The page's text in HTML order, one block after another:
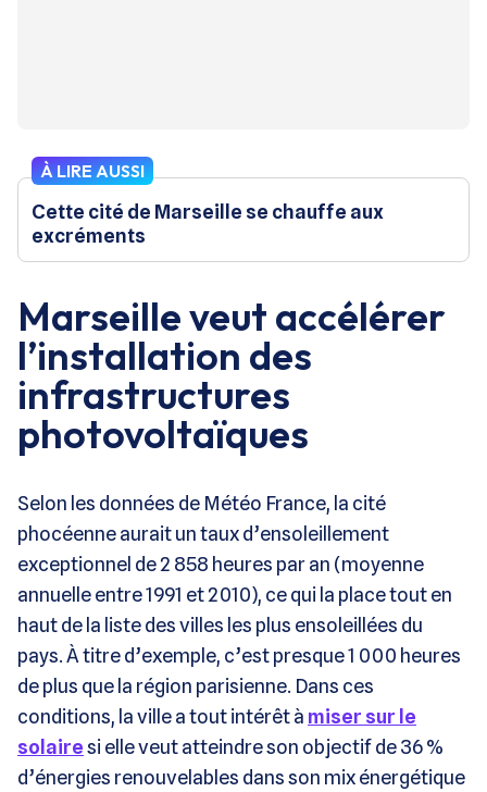
À LIRE AUSSI
Cette cité de Marseille se chauffe aux
excréments
Marseille veut accélérer
l’installation des
infrastructures
photovoltaïques
Selon les données de Météo France, la cité
phocéenne aurait un taux d’ensoleillement
exceptionnel de 2 858 heures par an (moyenne
annuelle entre 1991 et 2010), ce qui la place tout en
haut de la liste des villes les plus ensoleillées du
pays. À titre d’exemple, c’est presque 1 000 heures
de plus que la région parisienne. Dans ces
conditions, la ville a tout intérêt à miser sur le
solairesi elle veut atteindre son objectif de 36 %
d’énergies renouvelables dans son mix énergétique